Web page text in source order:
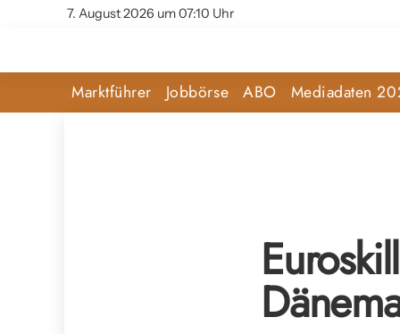
7. August 2026 um 07:10 Uhr
Marktführer Jobbörse ABO Mediadaten